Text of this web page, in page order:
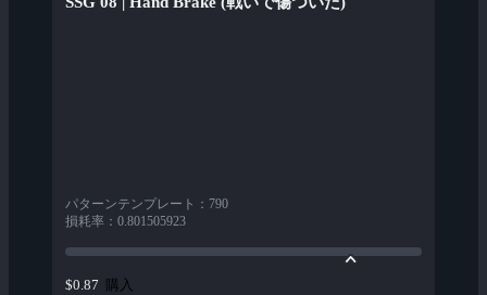
パターンテンプレート ： 790
損耗率 ： 0.801505923
$0.87 購入